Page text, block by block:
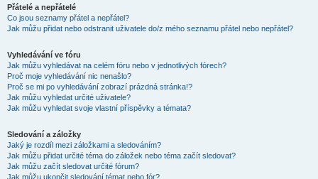
Přátelé a nepřátelé
Co jsou seznamy přátel a nepřátel?
Jak můžu přidat nebo odstranit uživatele do/z mého seznamu přátel nebo nepřátel?
Vyhledávání ve fóru
Jak můžu vyhledávat na celém fóru nebo v jednotlivých fórech?
Proč moje vyhledávání nic nenašlo?
Proč se mi po vyhledávání zobrazí prázdná stránka!?
Jak můžu vyhledat určité uživatele?
Jak můžu vyhledat svoje vlastní příspěvky a témata?
Sledování a záložky
Jaký je rozdíl mezi záložkami a sledováním?
Jak můžu přidat určité téma do záložek nebo téma začít sledovat?
Jak můžu začít sledovat určité fórum?
Jak můžu ukončit sledování témat nebo fór?